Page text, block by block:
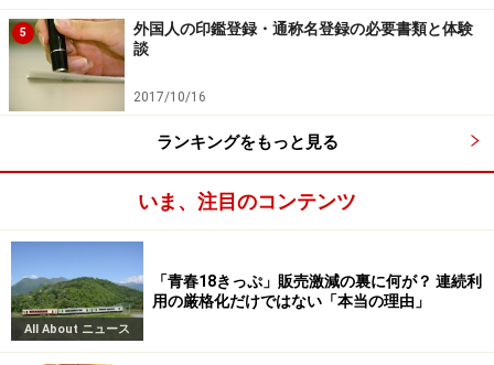
5
外国人の印鑑登録・通称名登録の必要書類と体験
談
2017/10/16
ランキングをもっと見る
いま、注目のコンテンツ
All About ニュース
「青春18きっぷ」販売激減の裏に何が？ 連続利
用の厳格化だけではない「本当の理由」